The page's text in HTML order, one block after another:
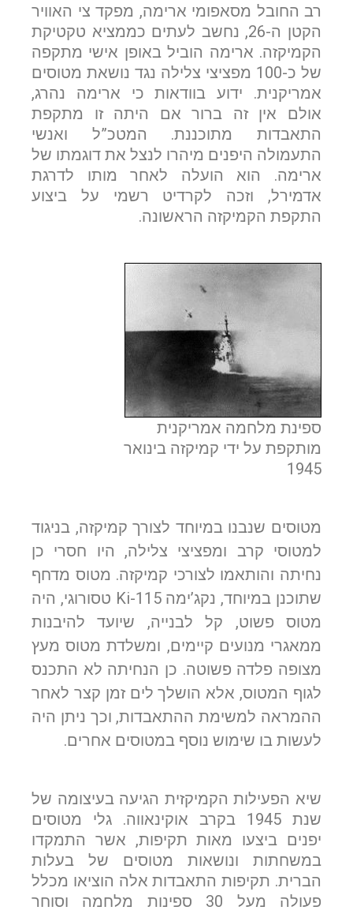
רב החובל מסאפומי ארימה, מפקד צי האוויר
הקטן ה-26, נחשב לעתים כממציא טקטיקת
הקמיקזה. ארימה הוביל באופן אישי מתקפה
של כ-100 מפציצי צלילה נגד נושאת מטוסים
אמריקנית. ידוע בוודאות כי ארימה נהרג,
אולם אין זה ברור אם היתה זו מתקפת
התאבדות מתוכננת. המטכ”ל ואנשי
התעמולה היפנים מיהרו לנצל את דוגמתו של
ארימה. הוא הועלה לאחר מותו לדרגת
אדמירל, וזכה לקרדיט רשמי על ביצוע
התקפת הקמיקזה הראשונה.
ספינת מלחמה אמריקנית
מותקפת על ידי קמיקזה בינואר
1945
מטוסים שנבנו במיוחד לצורך קמיקזה, בניגוד
למטוסי קרב ומפציצי צלילה, היו חסרי כן
נחיתה והותאמו לצורכי קמיקזה. מטוס מדחף
שתוכנן במיוחד, נקג’ימה Ki-115 טסורוגי, היה
מטוס פשוט, קל לבנייה, שיועד להיבנות
ממאגרי מנועים קיימים, ומשלדת מטוס מעץ
מצופה פלדה פשוטה. כן הנחיתה לא התכנס
לגוף המטוס, אלא הושלך לים זמן קצר לאחר
ההמראה למשימת ההתאבדות, וכך ניתן היה
לעשות בו שימוש נוסף במטוסים אחרים.
שיא הפעילות הקמיקזית הגיעה בעיצומה של
שנת 1945 בקרב אוקינאווה. גלי מטוסים
יפנים ביצעו מאות תקיפות, אשר התמקדו
במשחתות ונושאות מטוסים של בעלות
הברית. תקיפות התאבדות אלה הוציאו מכלל
פעולה מעל 30 ספינות מלחמה וסוחר